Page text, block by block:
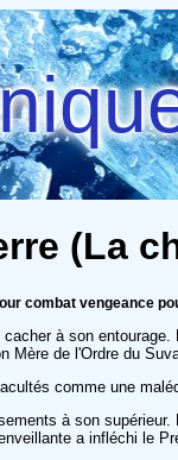
(La
combat vengeance
à son
de l'Ordre du
comme une
à son
a infléchi le